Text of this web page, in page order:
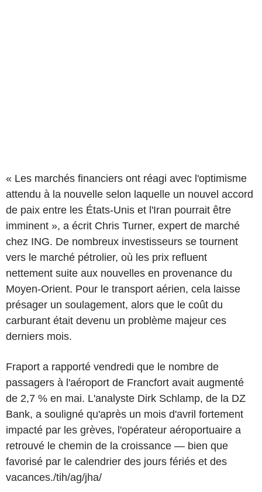
« Les marchés financiers ont réagi avec l'optimisme
attendu à la nouvelle selon laquelle un nouvel accord
de paix entre les États-Unis et l'Iran pourrait être
imminent », a écrit Chris Turner, expert de marché
chez ING. De nombreux investisseurs se tournent
vers le marché pétrolier, où les prix refluent
nettement suite aux nouvelles en provenance du
Moyen-Orient. Pour le transport aérien, cela laisse
présager un soulagement, alors que le coût du
carburant était devenu un problème majeur ces
derniers mois.
Fraport a rapporté vendredi que le nombre de
passagers à l'aéroport de Francfort avait augmenté
de 2,7 % en mai. L'analyste Dirk Schlamp, de la DZ
Bank, a souligné qu'après un mois d'avril fortement
impacté par les grèves, l'opérateur aéroportuaire a
retrouvé le chemin de la croissance — bien que
favorisé par le calendrier des jours fériés et des
vacances./tih/ag/jha/